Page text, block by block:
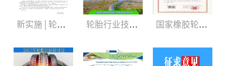
新实施│轮胎3C认证规则 轮胎行业技术盛会:2024年轮胎剖析研讨会（05.29-06.01） 国家橡胶轮胎质检中心获CNAS、CMA新证书